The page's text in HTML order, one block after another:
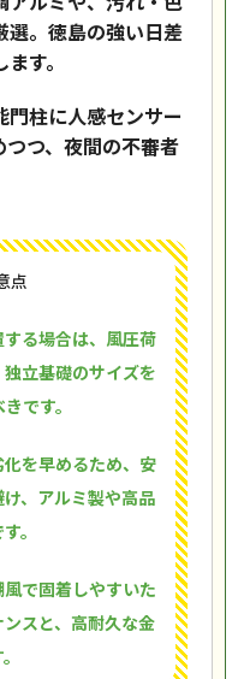
選。徳島の強い日差
す。
柱に人感センサー
つ、夜間の不審者
点
る場合は、風圧荷
立基礎のサイズを
です。
を早めるため、安
、アルミ製や高品
。
で固着しやすいた
スと、高耐久な金